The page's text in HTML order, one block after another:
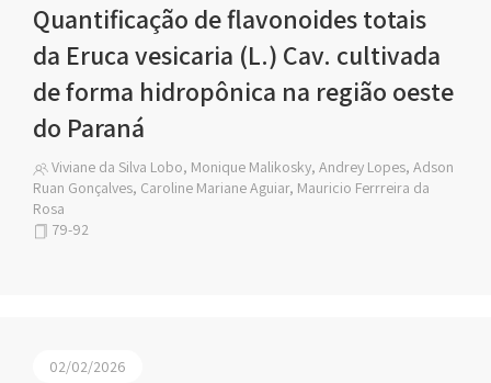
Quantificação de flavonoides totais
da Eruca vesicaria (L.) Cav. cultivada
de forma hidropônica na região oeste
do Paraná
Viviane da Silva Lobo, Monique Malikosky, Andrey Lopes, Adson
Ruan Gonçalves, Caroline Mariane Aguiar, Mauricio Ferrreira da
Rosa
79-92
02/02/2026